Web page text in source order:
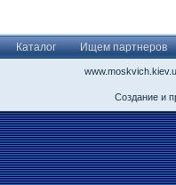
Каталог Ищем партнеров
Создание и